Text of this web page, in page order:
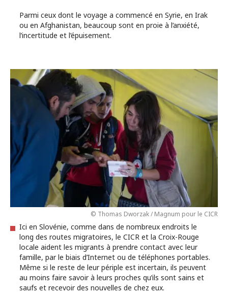
Parmi ceux dont le voyage a commencé en Syrie, en Irak
ou en Afghanistan, beaucoup sont en proie à l’anxiété,
l’incertitude et l’épuisement.
© Thomas Dworzak / Magnum pour le CICR
Ici en Slovénie, comme dans de nombreux endroits le
long des routes migratoires, le CICR et la Croix-Rouge
locale aident les migrants à prendre contact avec leur
famille, par le biais d’Internet ou de téléphones portables.
Même si le reste de leur périple est incertain, ils peuvent
au moins faire savoir à leurs proches qu’ils sont sains et
saufs et recevoir des nouvelles de chez eux.